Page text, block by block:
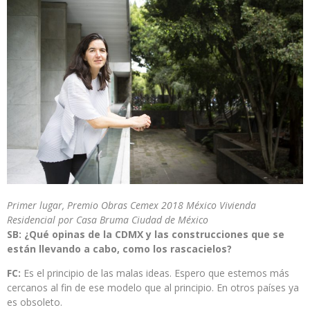
Primer lugar, Premio Obras Cemex 2018 México Vivienda
Residencial por Casa Bruma Ciudad de México
SB: ¿Qué opinas de la CDMX y las construcciones que se
están llevando a cabo, como los rascacielos?
FC: Es el principio de las malas ideas. Espero que estemos más
cercanos al fin de ese modelo que al principio. En otros países ya
es obsoleto.